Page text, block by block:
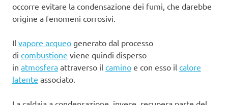
occorre evitare la condensazione dei fumi, che darebbe
origine a fenomeni corrosivi.
Il vapore acqueo generato dal processo
di combustione viene quindi disperso
in atmosfera attraverso il camino e con esso il calore
latente associato.